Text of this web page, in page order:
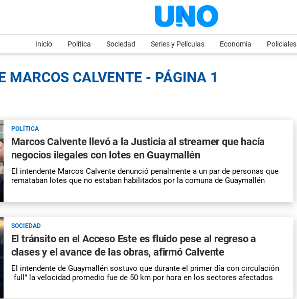
Inicio Política Sociedad Series y Películas Economia Policiales
MARCOS CALVENTE - PÁGINA 1
POLÍTICA
Marcos Calvente llevó a la Justicia al streamer que hacía
negocios ilegales con lotes en Guaymallén
El intendente Marcos Calvente denunció penalmente a un par de personas que
remataban lotes que no estaban habilitados por la comuna de Guaymallén
SOCIEDAD
El tránsito en el Acceso Este es fluido pese al regreso a
clases y el avance de las obras, afirmó Calvente
El intendente de Guaymallén sostuvo que durante el primer día con circulación
"full" la velocidad promedio fue de 50 km por hora en los sectores afectados